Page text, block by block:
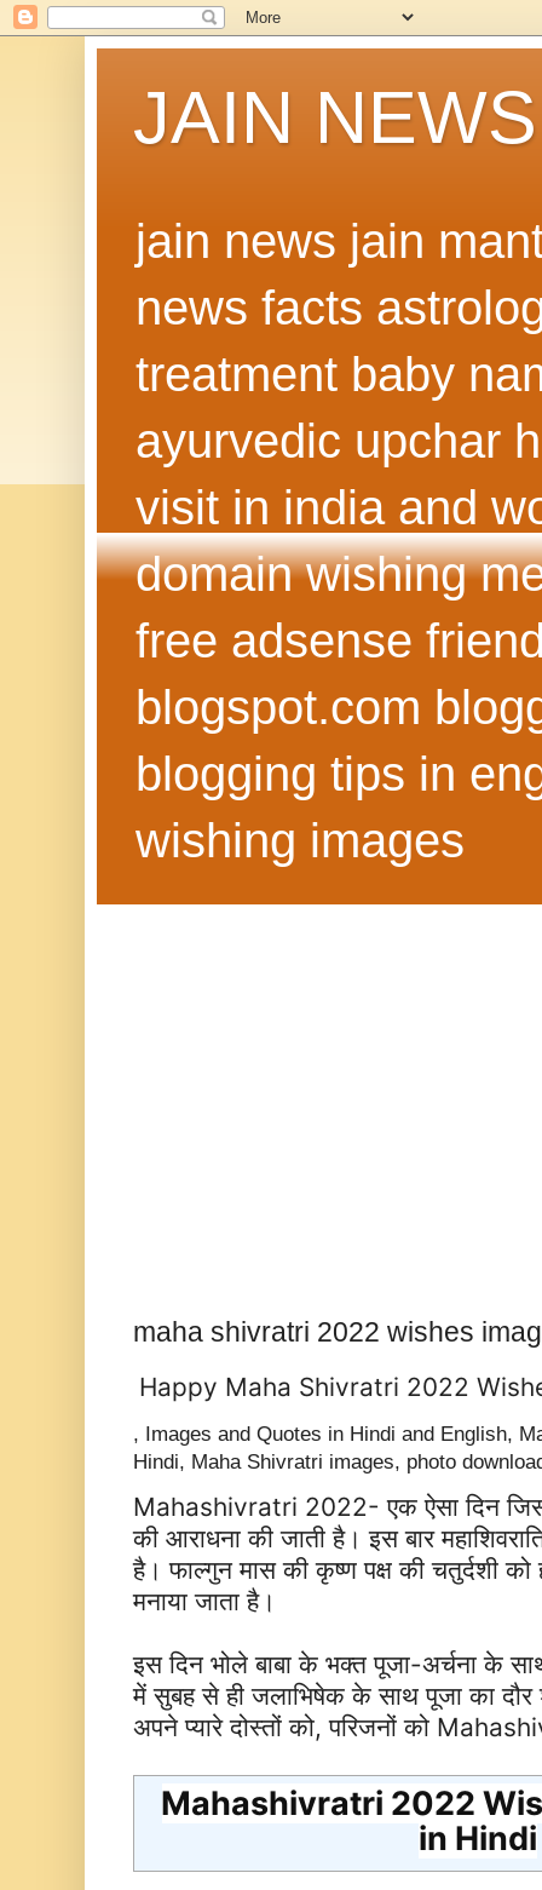
JAIN NEWS
jain news jain
news facts
treatment baby
ayurvedic upchar
visit in india and
domain wishing
free adsense
blogspot.com
blogging tips in
wishing images
maha shivratri 2022 wishes
Happy Maha Shivratri 2022
, Images and Quotes in Hindi and English,
Hindi, Maha Shivratri images, photo
Mahashivratri 2022- एक ऐसा दिन जिस
की आराधना की जाती है। इस बार
है। फाल्गुन मास की कृष्ण पक्ष की चतुर्दशी को
मनाया जाता है।
इस दिन भोले बाबा के भक्त पूजा-अर्चना के
में सुबह से ही जलाभिषेक के साथ पूजा का
अपने प्यारे दोस्तों को, परिजनों को
Mahashivratri 2022
in Hindi